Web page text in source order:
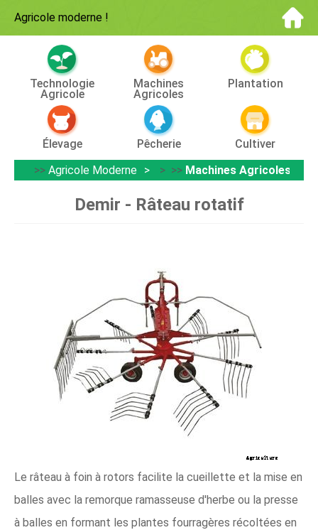
Agricole moderne !
Technologie
Agricole
Machines
Agricoles
Plantation
Élevage Pêcherie
Cultiver
>> Agricole Moderne > >> Machines Agricoles
Demir - Râteau rotatif
Le râteau à foin à rotors facilite la cueillette et la mise en
balles avec la remorque ramasseuse d'herbe ou la presse
à balles en formant les plantes fourragères récoltées en